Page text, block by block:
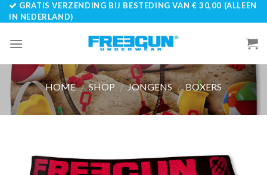
Skip
to
GRATIS VERZENDING BIJ BESTEDING VAN € 30,00 (ALLEEN
IN NEDERLAND)
HOME / SHOP / JONGENS / BOXERS